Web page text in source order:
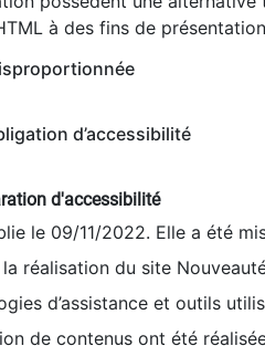
à des fins de
d’accessibilité
d'accessibilité
le 09/11/2022. Elle a été
réalisation du site
d’assistance et outils
de contenus ont été